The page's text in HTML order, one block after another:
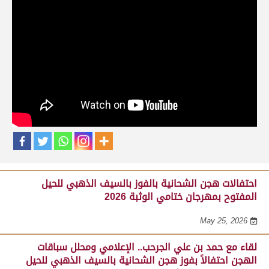
المنظمة لسباق الهجن، احتفالاً بفوز هجن
بميدان الوثبة 22-05-2026
احتفالات هجن الشحانية بالفوز بالسيف الذهبي للحيل
المفتوح بمهرجان ختامي الوثبة 2026
May 25, 2026
لقاء مع حمد بن علي الجرحب.. الإعلامي ومحلل سباقات
الهجن احتفالاً بفوز هجن الشحانية بالسيف الذهبي للحيل